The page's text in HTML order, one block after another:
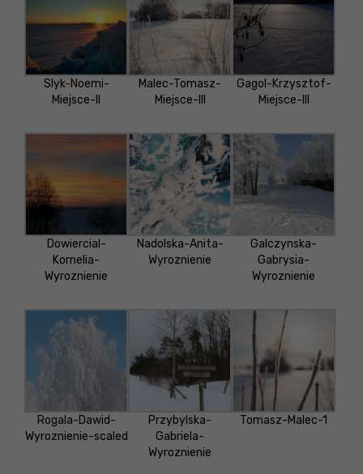
Slyk-Noemi-
Miejsce-II
Malec-Tomasz-
Miejsce-III
Gagol-Krzysztof-
Miejsce-III
Dowiercial-
Kornelia-
Wyroznienie
Nadolska-Anita-
Wyroznienie
Galczynska-
Gabrysia-
Wyroznienie
Rogala-Dawid-
Wyroznienie-scaled
Przybylska-
Gabriela-
Wyroznienie
Tomasz-Malec-1